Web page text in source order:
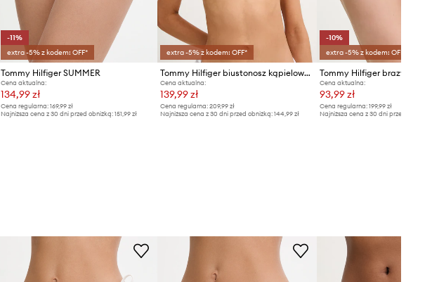
-11%
extra -5% z kodem: OFF*
Tommy Hilfiger SUMMER
Cena aktualna:
134,99 zł
Cena regularna: 169,99 zł
Najniższa cena z 30 dni przed obniżką: 151,99 zł
extra -5% z kodem: OFF*
Tommy Hilfiger biustonosz kąpielowy damski SUMMER
Cena aktualna:
139,99 zł
Cena regularna:209,99 zł
Najniższa cena z 30 dni przed obniżką:144,99 zł
-10%
extra -5% z kodem: OFF*
Tommy Hilfiger brazyliany
Cena aktualna:
93,99 zł
Cena regularna: 199,99 zł
Najniższa cena z 30 dni przed obniżką: